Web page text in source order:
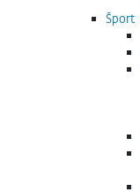
Šport